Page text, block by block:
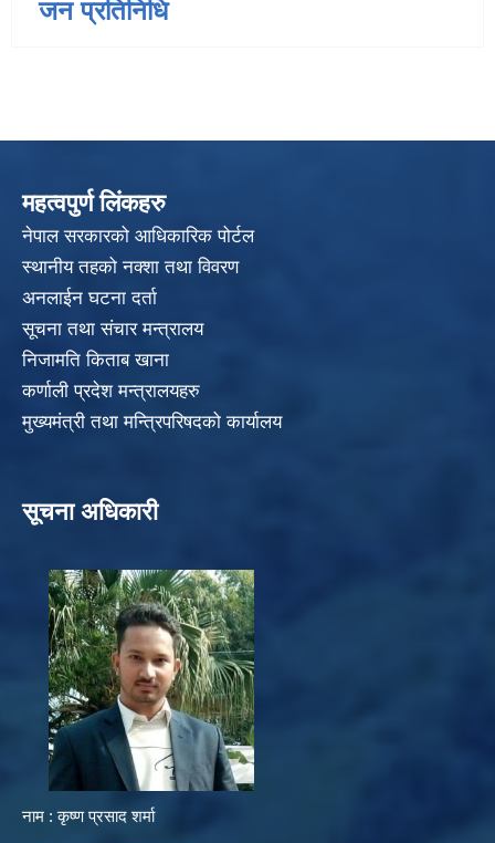
जन प्रतिनिधि
महत्वपुर्ण लिंकहरु
नेपाल सरकारको आधिकारिक पोर्टल
स्थानीय तहको नक्शा तथा विवरण
अनलाईन घटना दर्ता
सूचना तथा संचार मन्त्रालय
निजामति किताब खाना
कर्णाली प्रदेश मन्त्रालयहरु
मुख्यमंत्री तथा मन्त्रिपरिषदको कार्यालय
सूचना अधिकारी
नाम : कृष्ण प्रसाद शर्मा